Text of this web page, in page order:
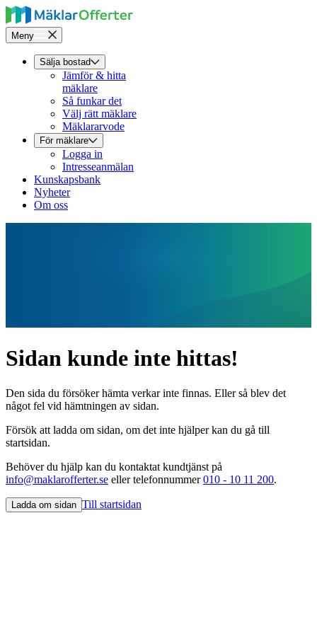
Meny
Sälja bostad
Jämför & hitta
mäklare
Så funkar det
Välj rätt mäklare
Mäklararvode
För mäklare
Logga in
Intresseanmälan
Kunskapsbank
Nyheter
Om oss
Sidan kunde inte hittas!
Den sida du försöker hämta verkar inte finnas. Eller så blev det
något fel vid hämtningen av sidan.
Försök att ladda om sidan, om det inte hjälper kan du gå till
startsidan.
Behöver du hjälp kan du kontaktat kundtjänst på
info@maklarofferter.se eller telefonnummer010 - 10 11 200.
Ladda om sidan Till startsidan